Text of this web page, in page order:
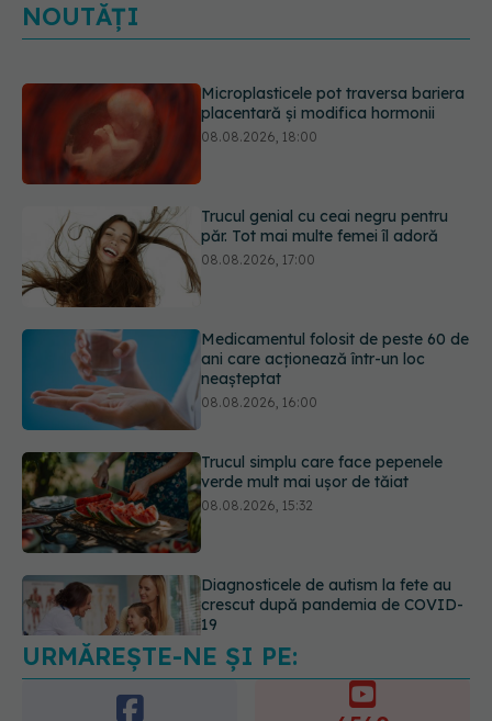
NOUTĂȚI
Trucul genial cu ceai negru pentru
păr. Tot mai multe femei îl adoră
08.08.2026, 17:00
Medicamentul folosit de peste 60 de
ani care acționează într-un loc
neașteptat
Trucul simplu care face pepenele
verde mult mai ușor de tăiat
08.08.2026, 15:32
Diagnosticele de autism la fete au
crescut după pandemia de COVID-
19
Microplasticele pot traversa bariera
placentară și modifica hormonii
08.08.2026, 18:00
URMĂREȘTE-NE ȘI PE:
URMĂRITORI